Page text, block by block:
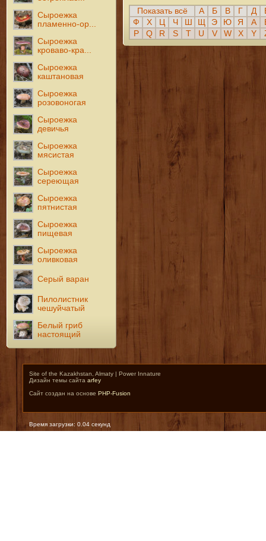
Сыроежка
пламенно-ор...
Сыроежка
кроваво-кра...
Сыроежка
каштановая
Сыроежка
розовоногая
Сыроежка
девичья
Сыроежка
мясистая
Сыроежка
сереющая
Сыроежка
пятнистая
Сыроежка
пищевая
Сыроежка
оливковая
Серый варан
Пилолистник
чешуйчатый
Белый гриб
настоящий
Показать всё А Б В Г Д
Ф
Х Ч Э Ю Я A
P
Q R S T U V W X Y
Site of the Kazakhstan, Almaty | Power Innature
Дизайн темы сайта arfey
Сайт создан на основе PHP-Fusion
Время загрузки: 0.04 секунд